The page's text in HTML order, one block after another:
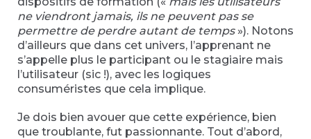
ne viendront jamais, ils ne peuvent pas se
permettre de perdre autant de temps»). Notons
d’ailleurs que dans cet univers, l’apprenant ne
s’appelle plus le participant ou le stagiaire mais
l’utilisateur (sic !), avec les logiques
consuméristes que cela implique.
Je dois bien avouer que cette expérience, bien
que troublante, fut passionnante. Tout d’abord,